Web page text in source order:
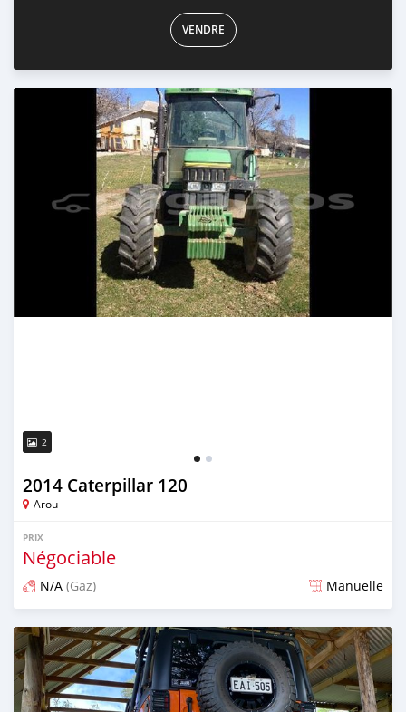
VENDRE
2
2014 Caterpillar 120
Arou
PRIX
Négociable
N/A (Gaz) Manuelle
Publié il y a environ 5 ans